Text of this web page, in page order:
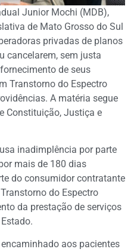
Junior Mochi (MDB),
de Mato Grosso do Sul
privadas de planos
cancelarem, sem justa
de seus
Transtorno do Espectro
A matéria segue
Constituição, Justiça e
inadimplência por parte
mais de 180 dias
do consumidor contratante
do Espectro
da prestação de serviços
aos pacientes